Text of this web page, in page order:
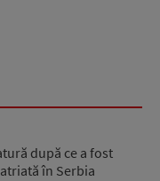
după ce a fost
în Serbia